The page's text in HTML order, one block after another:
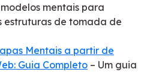
mentais para
estruturas de tomada de
Mentais a partir de
Guia Completo – Um guia